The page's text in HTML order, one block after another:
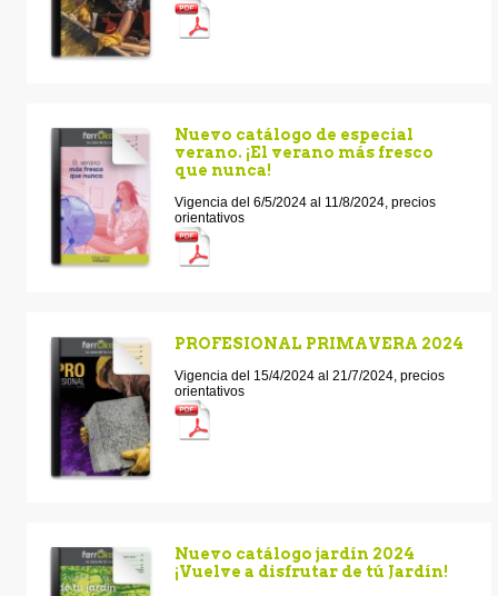
Nuevo catálogo de especial
verano. ¡El verano más fresco
que nunca!
Vigencia del 6/5/2024 al 11/8/2024, precios
orientativos
PROFESIONAL PRIMAVERA 2024
Vigencia del 15/4/2024 al 21/7/2024, precios
orientativos
Nuevo catálogo jardín 2024
¡Vuelve a disfrutar de tú Jardín!